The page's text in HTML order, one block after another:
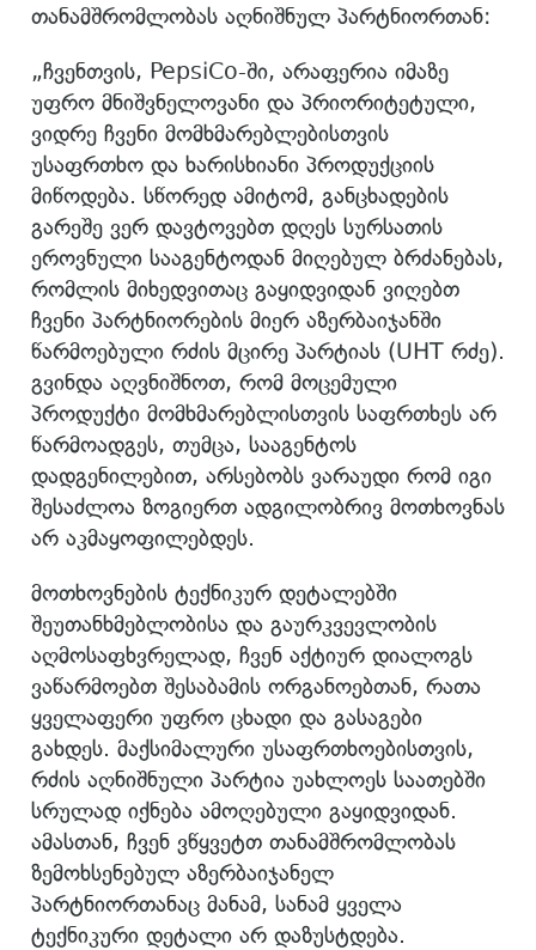
თანამშრომლობას აღნიშნულ პარტნიორთან:
„ჩვენთვის, PepsiCo-ში, არაფერია იმაზე
უფრო მნიშვნელოვანი და პრიორიტეტული,
ვიდრე ჩვენი მომხმარებლებისთვის
უსაფრთხო და ხარისხიანი პროდუქციის
მიწოდება. სწორედ ამიტომ, განცხადების
გარეშე ვერ დავტოვებთ დღეს სურსათის
ეროვნული სააგენტოდან მიღებულ ბრძანებას,
რომლის მიხედვითაც გაყიდვიდან ვიღებთ
ჩვენი პარტნიორების მიერ აზერბაიჯანში
წარმოებული რძის მცირე პარტიას (UHT რძე).
გვინდა აღვნიშნოთ, რომ მოცემული
პროდუქტი მომხმარებლისთვის საფრთხეს არ
წარმოადგეს, თუმცა, სააგენტოს
დადგენილებით, არსებობს ვარაუდი რომ იგი
შესაძლოა ზოგიერთ ადგილობრივ მოთხოვნას
არ აკმაყოფილებდეს.
მოთხოვნების ტექნიკურ დეტალებში
შეუთანხმებლობისა და გაურკვევლობის
აღმოსაფხვრელად, ჩვენ აქტიურ დიალოგს
ვაწარმოებთ შესაბამის ორგანოებთან, რათა
ყველაფერი უფრო ცხადი და გასაგები
გახდეს. მაქსიმალური უსაფრთხოებისთვის,
რძის აღნიშნული პარტია უახლოეს საათებში
სრულად იქნება ამოღებული გაყიდვიდან.
ამასთან, ჩვენ ვწყვეტთ თანამშრომლობას
ზემოხსენებულ აზერბაიჯანელ
პარტნიორთანაც მანამ, სანამ ყველა
ტექნიკური დეტალი არ დაზუსტდება.